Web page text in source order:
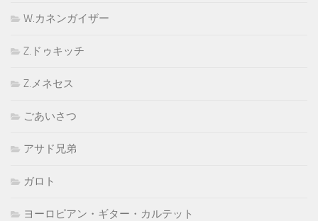
W.カネンガイザー
Z.ドゥキッチ
Z.メネセス
ごあいさつ
アサド兄弟
ガロト
ヨーロピアン・ギター・カルテット